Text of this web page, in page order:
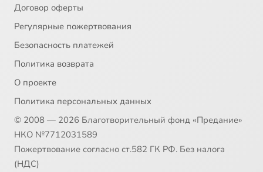
Договор оферты
Регулярные пожертвования
Безопасность платежей
Политика возврата
О проекте
Политика персональных данных
© 2008 — 2026 Благотворительный фонд «Предание»
НКО №7712031589
Пожертвование согласно ст.582 ГК РФ. Без налога
(НДС)